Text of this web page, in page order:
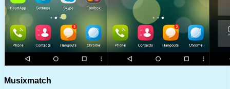
Musixmatch